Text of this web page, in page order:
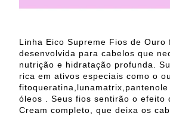
Linha Eico Supreme Fios de Ouro
desenvolvida para cabelos que
nutrição e hidratação profunda.
rica em ativos especiais como o
óleos . Seus fios sentirão o efeito
Cream completo, que deixa os